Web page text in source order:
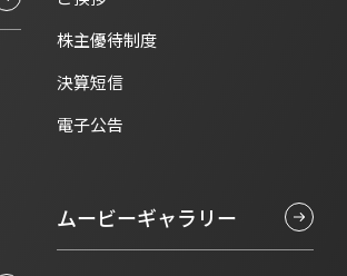
株主優待制度
決算短信
電子公告
ムービーギャラリー